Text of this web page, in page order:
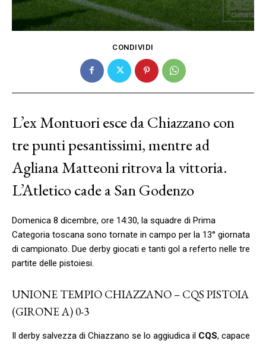
CONDIVIDI
L’ex Montuori esce da Chiazzano con
tre punti pesantissimi, mentre ad
Agliana Matteoni ritrova la vittoria.
L’Atletico cade a San Godenzo
Domenica 8 dicembre, ore 14:30, la squadre di Prima
Categoria toscana sono tornate in campo per la 13° giornata
di campionato. Due derby giocati e tanti gol a referto nelle tre
partite delle pistoiesi.
UNIONE TEMPIO CHIAZZANO – CQS PISTOIA
(GIRONE A) 0-3
Il derby salvezza di Chiazzano se lo aggiudica il CQS, capace